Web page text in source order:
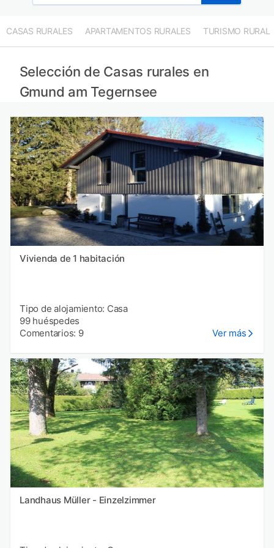
CASAS RURALES APARTAMENTOS RURALES TURISMO RURAL
Selección de Casas rurales en
Gmund am Tegernsee
Vivienda de 1 habitación
Tipo de alojamiento: Casa
99 huéspedes
Comentarios: 9
Ver más
Landhaus Müller - Einzelzimmer